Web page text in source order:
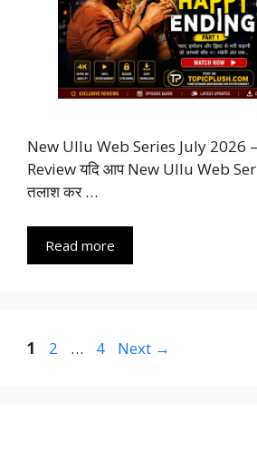
New Ullu Web Series July 2026
Review यदि आप New Ullu Web
तलाश कर …
Read more
Page
1 Page
2 … Page
4 Next →